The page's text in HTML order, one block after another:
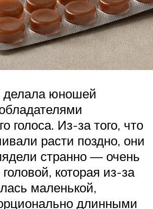
делала юношей
голоса. Из-за того, что
расти поздно, они
странно — очень
которая из-за
маленькой,
длинными